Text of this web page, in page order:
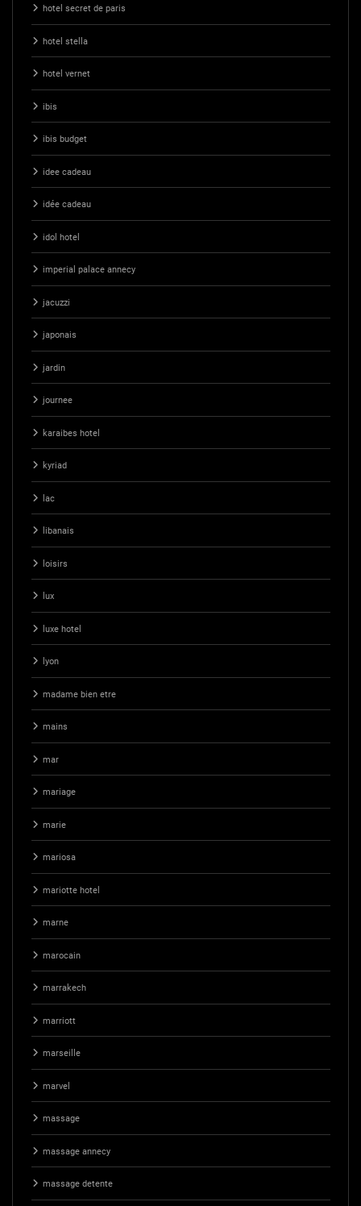
hotel secret de paris
hotel stella
hotel vernet
ibis
ibis budget
idee cadeau
idée cadeau
idol hotel
imperial palace annecy
jacuzzi
japonais
jardin
journee
karaibes hotel
kyriad
lac
libanais
loisirs
lux
luxe hotel
lyon
madame bien etre
mains
mar
mariage
marie
mariosa
mariotte hotel
marne
marocain
marrakech
marriott
marseille
marvel
massage
massage annecy
massage detente